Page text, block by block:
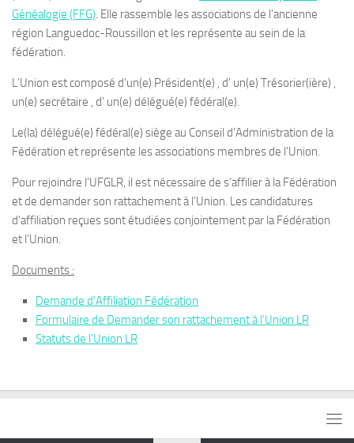
Généalogie (FFG) . Elle rassemble les associations de l’ancienne
région Languedoc-Roussillon et les représente au sein de la
fédération.
L’Union est composé d’un(e) Président(e) , d’ un(e) Trésorier(ière) ,
un(e) secrétaire , d’ un(e) délégué(e) fédéral(e).
Le(la) délégué(e) fédéral(e) siège au Conseil d’Administration de la
Fédération et représente les associations membres de l’Union.
Pour rejoindre l’UFGLR, il est nécessaire de s’affilier à la Fédération
et de demander son rattachement à l’Union. Les candidatures
d’affiliation reçues sont étudiées conjointement par la Fédération
et l’Union.
Documents :
Demande d’Affiliation Fédération
Formulaire de Demander son rattachement à l’Union LR
Statuts de l’Union LR